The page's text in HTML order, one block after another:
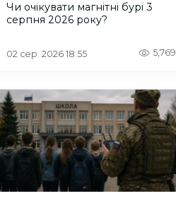
Чи очікувати магнітні бурі 3
серпня 2026 року?
02 сер. 2026 18:55 5,769